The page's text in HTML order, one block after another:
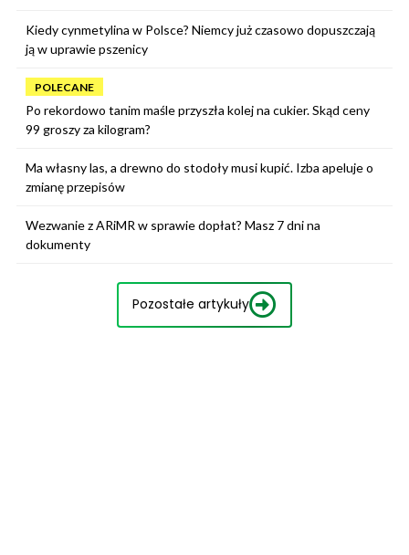
Kiedy cynmetylina w Polsce? Niemcy już czasowo dopuszczają
ją w uprawie pszenicy
POLECANE
Po rekordowo tanim maśle przyszła kolej na cukier. Skąd ceny
99 groszy za kilogram?
Ma własny las, a drewno do stodoły musi kupić. Izba apeluje o
zmianę przepisów
Wezwanie z ARiMR w sprawie dopłat? Masz 7 dni na
dokumenty
Pozostałe artykuły